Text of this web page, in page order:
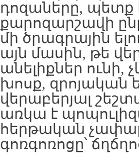
դոզաները, պետք
քարոզարշավի
մի ծրագրային
այն մասին, թե
անելիքներ ունի,
խոսք, զրոյական
վերաբերյալ
առկա է
հերթական
գոռգոռոցը՝